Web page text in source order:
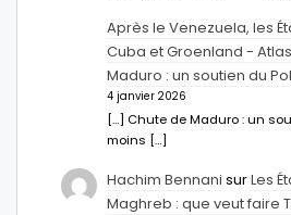
Après le Venezuela, les
Cuba et Groenland -
Maduro : un soutien du
4 janvier 2026
[…] Chute de Maduro : un
moins […]
Hachim Bennani surLes
Maghreb : que veut faire